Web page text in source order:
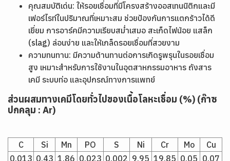
คุณสมบัติเด่น: ให้รอยเชื่อมที่มีโครงสร้างออสเทนนิติกและมี
เฟอร์ไรท์ในปริมาณที่เหมาะสม ช่วยป้องกันการแตกร้าวได้ดี
เยี่ยม การอาร์คมีความเรียบสม่ำเสมอ สะเก็ดไฟน้อย แสล็ก
(slag) ล่อนง่าย และให้เกล็ดรอยเชื่อมที่สวยงาม
ความทนทาน: มีความต้านทานต่อการเกิดรูพรุนในรอยเชื่อม
สูง เหมาะสำหรับการใช้งานในอุตสาหกรรมอาหาร ถังสาร
เคมี ระบบท่อ และอุปกรณ์ทางการแพทย์
ส่วนผสมทางเคมีโดยทั่วไปของเนื้อโลหะเชื่อม (%) (ก๊าซ
ปกคลุม : Ar)
C Si Mn PO S Ni Cr Mo
Cu
0.013 0.43 1.86 0.023 0.002 9.95 19.85 0.05 0.07